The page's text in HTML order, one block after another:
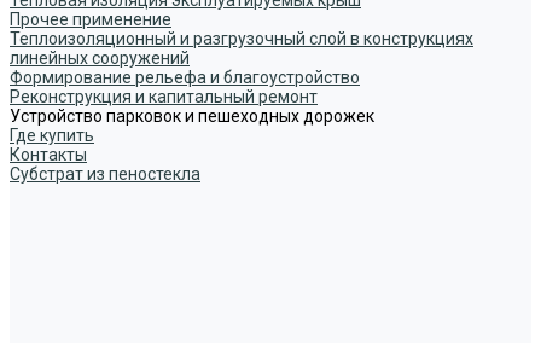
Прочее применение
Теплоизоляционный и разгрузочный слой в конструкциях
линейных сооружений
Формирование рельефа и благоустройство
Реконструкция и капитальный ремонт
Устройство парковок и пешеходных дорожек
Где купить
Контакты
Субстрат из пеностекла